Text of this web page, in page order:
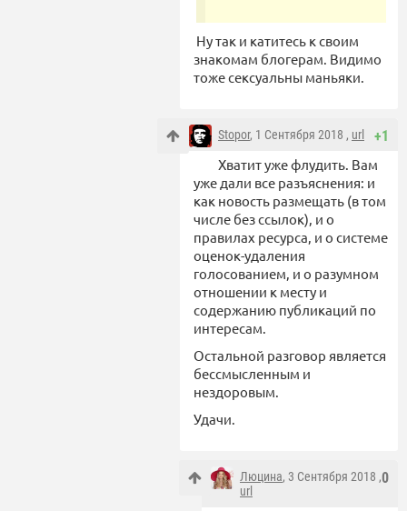
Ну так и катитесь к своим
знакомам блогерам. Видимо
тоже сексуальны маньяки.
+1
Stopor, 1 Сентября 2018 , url
Хватит уже флудить. Вам
уже дали все разъяснения: и
как новость размещать (в том
числе без ссылок), и о
правилах ресурса, и о системе
оценок-удаления
голосованием, и о разумном
отношении к месту и
содержанию публикаций по
интересам.
Остальной разговор является
бессмысленным и
нездоровым.
Удачи.
0
Люцина, 3 Сентября 2018 ,
url